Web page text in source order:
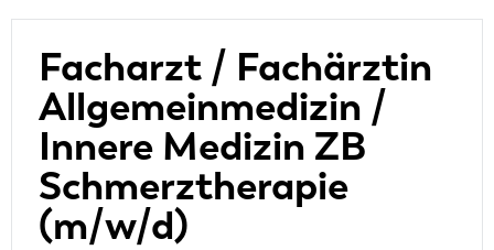
Facharzt / Fachärztin
Allgemeinmedizin /
Innere Medizin ZB
Schmerztherapie
(m/w/d)